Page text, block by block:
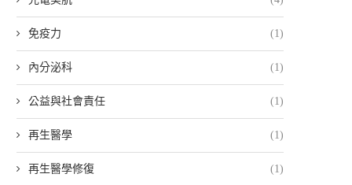
免疫力 (1)
內分泌科 (1)
公益與社會責任 (1)
再生醫學 (1)
再生醫學修復 (1)